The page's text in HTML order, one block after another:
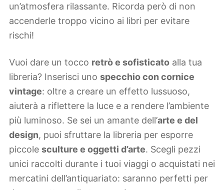
un’atmosfera rilassante. Ricorda però di non
accenderle troppo vicino ai libri per evitare
rischi!
Vuoi dare un tocco retrò e sofisticato alla tua
libreria? Inserisci uno specchio con cornice
vintage: oltre a creare un effetto lussuoso,
aiuterà a riflettere la luce e a rendere l’ambiente
più luminoso. Se sei un amante dell’arte e del
design, puoi sfruttare la libreria per esporre
piccole sculture e oggetti d’arte. Scegli pezzi
unici raccolti durante i tuoi viaggi o acquistati nei
mercatini dell’antiquariato: saranno perfetti per